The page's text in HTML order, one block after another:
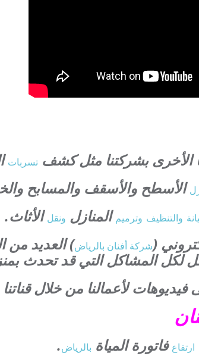
الأخرى بشركتنا مثل كشف تسربات
الأسطح والأسقف والمسابح
والتنظيف وترميمالمنازل ونقلالأثاث.
(شركة أفنان بالرياض) العديد من
لكل المشاكل التي قد تحدث
لأعمالنا من خلال
ارتفاع فاتورة المياة بالرياض.